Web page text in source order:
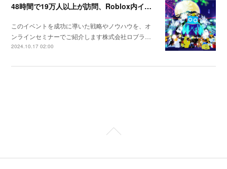
48時間で19万人以上が訪問、Roblox内イベント「ロブフェス-ハロウィン」が大盛況のうちに終了
このイベントを成功に導いた戦略やノウハウを、オ
ンラインセミナーでご紹介します株式会社ロブラ…
2024.10.17 02:00